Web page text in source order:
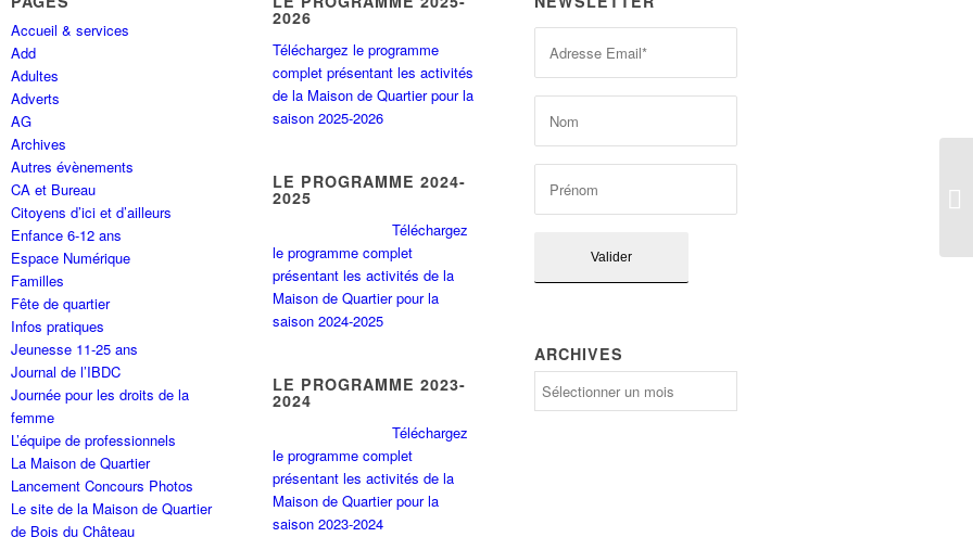
Accueil & services
Add
Adultes
Adverts
AG
Archives
Autres évènements
CA et Bureau
Citoyens d’ici et d’ailleurs
Enfance 6-12 ans
Espace Numérique
Familles
Fête de quartier
Infos pratiques
Jeunesse 11-25 ans
Journal de l’IBDC
Journée pour les droits de la
femme
L’équipe de professionnels
La Maison de Quartier
Lancement Concours Photos
Le site de la Maison de Quartier
de Bois du Château
2026
Téléchargez le programme
complet présentant les activités
de la Maison de Quartier pour la
saison 2025-2026
LE PROGRAMME 2024-
2025
Téléchargez
le programme complet
présentant les activités de la
Maison de Quartier pour la
saison 2024-2025
LE PROGRAMME 2023-
2024
Téléchargez
le programme complet
présentant les activités de la
Maison de Quartier pour la
saison 2023-2024
ARCHIVES